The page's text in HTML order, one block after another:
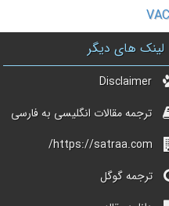
لینک های دیگر
Disclaimer
ترجمه مقالات انگلیسی به فارسی
https://satraa.com/
ترجمه گوگل